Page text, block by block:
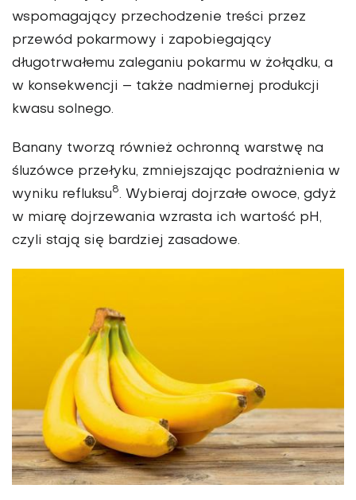
wspomagający przechodzenie treści przez
przewód pokarmowy i zapobiegający
długotrwałemu zaleganiu pokarmu w żołądku, a
w konsekwencji – także nadmiernej produkcji
kwasu solnego.
Banany tworzą również ochronną warstwę na
śluzówce przełyku, zmniejszając podrażnienia w
wyniku refluksu8. Wybieraj dojrzałe owoce, gdyż
w miarę dojrzewania wzrasta ich wartość pH,
czyli stają się bardziej zasadowe.